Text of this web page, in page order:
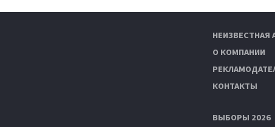
НЕИЗВЕСТНАЯ
О КОМПАНИИ
КОНТАКТЫ
ВЫБОРЫ 2026